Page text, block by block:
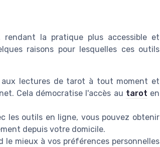
la pratique plus accessible et
raisons pour lesquelles ces outils
lectures de tarot à tout moment et
Cela démocratise l'accès au tarot en
les outils en ligne, vous pouvez obtenir
depuis votre domicile.
mieux à vos préférences personnelles